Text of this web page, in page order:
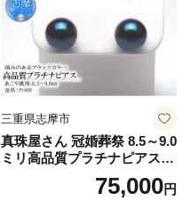
三重県志摩市
真珠屋さん 冠婚葬祭 8.5～9.0
ミリ高品質プラチナピアス P
t900 志摩産アコヤ真珠 ブラ
ックパール 黒真珠75,000円